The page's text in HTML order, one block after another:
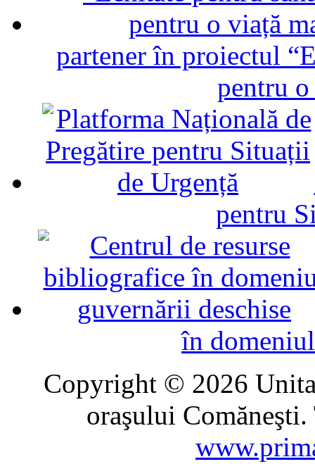
partener în proiectul
pentru
pentru
în
Copyright © 2026
oraşului